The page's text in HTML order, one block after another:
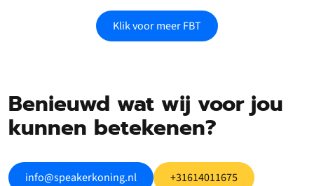
Klik voor meer FBT
Benieuwd wat wij voor jou
kunnen betekenen?
info@speakerkoning.nl +31614011675